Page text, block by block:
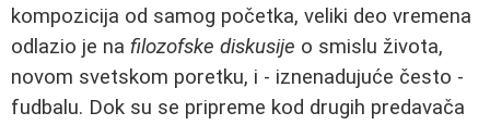
kompozicija od samog početka, veliki deo vremena
odlazio je na filozofske diskusije o smislu života,
novom svetskom poretku, i - iznenadujuće često -
fudbalu. Dok su se pripreme kod drugih predavača